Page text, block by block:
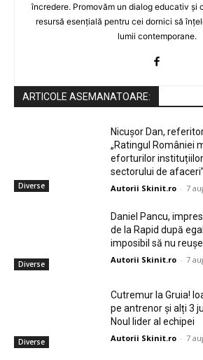
încredere. Promovăm un dialog educativ și
resursă esențială pentru cei dornici să
lumii contemporane.
ARTICOLE ASEMANATOARE:
Diverse
Nicușor Dan,
„Ratingul României
eforturilor
sectorului de afaceri”
Autorii Skinit.ro - 7
Diverse
Daniel Pancu,
de la Rapid după
imposibil să nu
Autorii Skinit.ro - 7
Diverse
Cutremur la Gruia!
pe antrenor și alți 3
Noul lider al echipei
Autorii Skinit.ro - 7